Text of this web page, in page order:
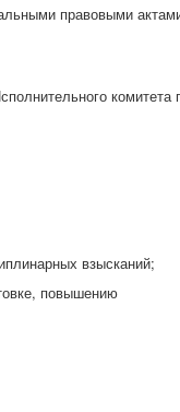
правовыми
комитета
взысканий;
повышению